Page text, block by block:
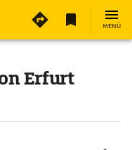
MENÜ
Erfurt